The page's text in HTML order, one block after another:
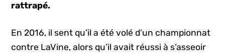
rattrapé.
En 2016, il sent qu’il a été volé d’un championnat
contre LaVine, alors qu’il avait réussi à s’asseoir